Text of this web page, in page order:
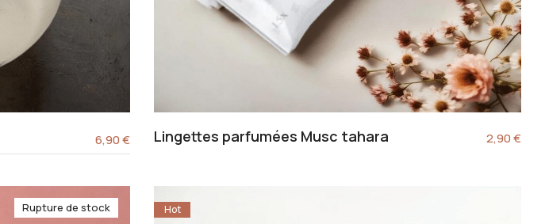
6,90€ Lingettes parfumées Musc tahara 2,90€
Rupture de stock Hot